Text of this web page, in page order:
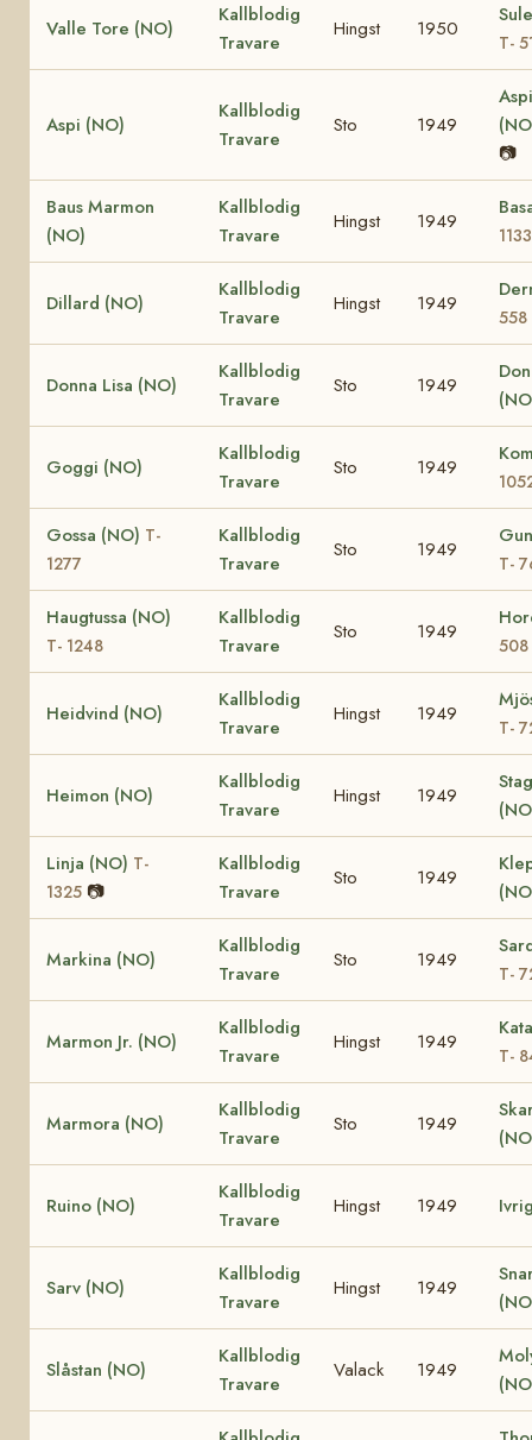
Valle Tore (NO)
Kallblodig
Travare
Hingst 1950
T-
Aspi (NO)
Kallblodig
Travare
Sto 1949
📷
Baus Marmon
(NO)
Kallblodig
Travare
Hingst 1949
1133
Dillard (NO)
Kallblodig
Travare
Hingst 1949
558
Donna Lisa (NO)
Kallblodig
Travare
Sto 1949
Goggi (NO)
Kallblodig
Travare
Sto 1949
Gossa (NO) T-
1277
Kallblodig
Travare
Sto 1949
T-
Haugtussa (NO)
T- 1248
Kallblodig
Travare
Sto 1949
508
Heidvind (NO)
Kallblodig
Travare
Hingst 1949
T-
Heimon (NO)
Kallblodig
Travare
Hingst 1949
Linja (NO) T-
1325 📷
Kallblodig
Travare
Sto 1949
Markina (NO)
Kallblodig
Travare
Sto 1949
T-
Marmon Jr. (NO)
Kallblodig
Travare
Hingst 1949
T-
Marmora (NO)
Kallblodig
Travare
Sto 1949
Ruino (NO)
Kallblodig
Travare
Hingst 1949
Sarv (NO)
Kallblodig
Travare
Hingst 1949
Slåstan (NO)
Kallblodig
Travare
Valack 1949